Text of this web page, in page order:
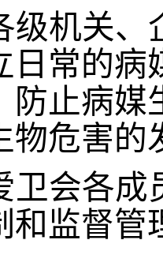
级机关、
日常的病
防止病媒
物危害的
卫会各成
和监督管